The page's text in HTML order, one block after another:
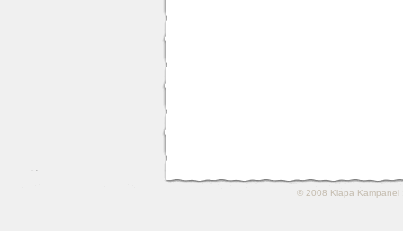
© 2008 Klapa Kampanel